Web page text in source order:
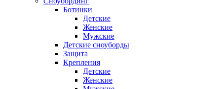
Ботинки
Детские
Женские
Мужские
Детские сноуборды
Защита
Крепления
Детские
Женские